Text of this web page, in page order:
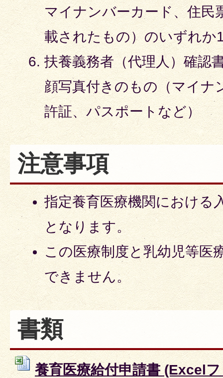
マイナンバーカード、住民
載されたもの）のいずれか
扶養義務者（代理人）確認
顔写真付きのもの（マイナ
許証、パスポートなど）
注意事項
指定養育医療機関における
となります。
この医療制度と乳幼児等医
できません。
書類
養育医療給付申請書 (Excel